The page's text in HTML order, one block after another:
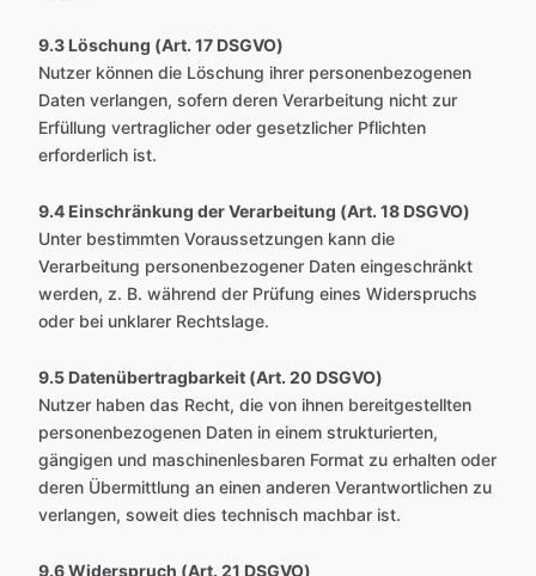
9.3 Löschung (Art. 17 DSGVO)
Nutzer können die Löschung ihrer personenbezogenen
Daten verlangen, sofern deren Verarbeitung nicht zur
Erfüllung vertraglicher oder gesetzlicher Pflichten
erforderlich ist.
9.4 Einschränkung der Verarbeitung (Art. 18 DSGVO)
Unter bestimmten Voraussetzungen kann die
Verarbeitung personenbezogener Daten eingeschränkt
werden, z. B. während der Prüfung eines Widerspruchs
oder bei unklarer Rechtslage.
9.5 Datenübertragbarkeit (Art. 20 DSGVO)
Nutzer haben das Recht, die von ihnen bereitgestellten
personenbezogenen Daten in einem strukturierten,
gängigen und maschinenlesbaren Format zu erhalten oder
deren Übermittlung an einen anderen Verantwortlichen zu
verlangen, soweit dies technisch machbar ist.
9.6 Widerspruch (Art. 21 DSGVO)